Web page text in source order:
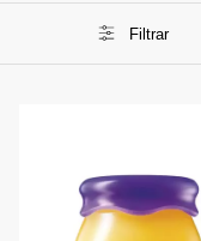
Filtrar